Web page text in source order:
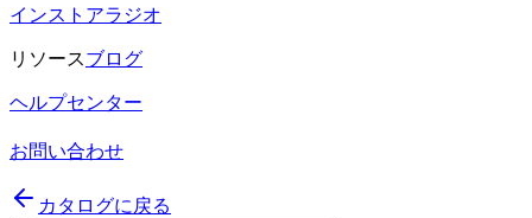
インストアラジオ
リソースブログ
ヘルプセンター
お問い合わせ
カタログに戻る